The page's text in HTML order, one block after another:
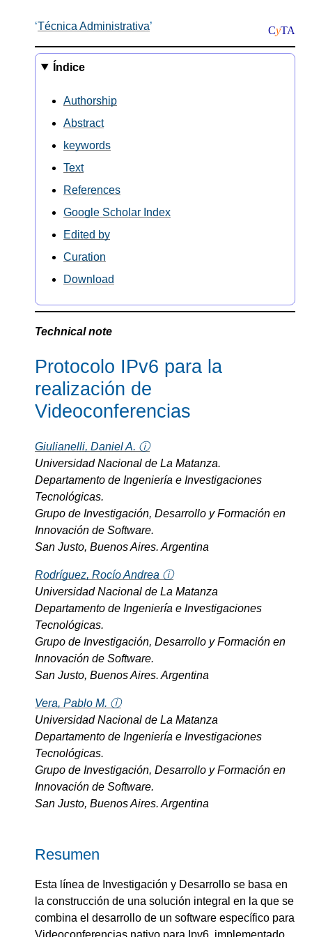
CyTA
Técnica Administrativa
Índice
Authorship
Abstract
keywords
Text
References
Google Scholar Index
Edited by
Curation
Download
Technical note
Protocolo IPv6 para la
realización de
Videoconferencias
Giulianelli, Daniel A. ⓘ
Universidad Nacional de La Matanza.
Departamento de Ingeniería e Investigaciones
Tecnológicas.
Grupo de Investigación, Desarrollo y Formación en
Innovación de Software.
San Justo, Buenos Aires. Argentina
Rodríguez, Rocío Andrea ⓘ
Universidad Nacional de La Matanza
Departamento de Ingeniería e Investigaciones
Tecnológicas.
Grupo de Investigación, Desarrollo y Formación en
Innovación de Software.
San Justo, Buenos Aires. Argentina
Vera, Pablo M. ⓘ
Universidad Nacional de La Matanza
Departamento de Ingeniería e Investigaciones
Tecnológicas.
Grupo de Investigación, Desarrollo y Formación en
Innovación de Software.
San Justo, Buenos Aires. Argentina
Resumen
Esta línea de Investigación y Desarrollo se basa en
la construcción de una solución integral en la que se
combina el desarrollo de un software específico para